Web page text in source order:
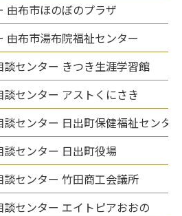
由布市ほのぼのプラザ
由布市湯布院福祉センター
センター きつき生涯学習館
センター アストくにさき
センター 日出町保健福祉センタ
センター 日出町役場
センター 竹田商工会議所
センター エイトピアおおの